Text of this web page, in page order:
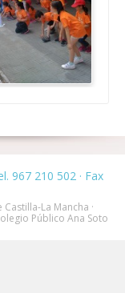
967 210 502 · Fax
La Mancha ·
Público Ana Soto